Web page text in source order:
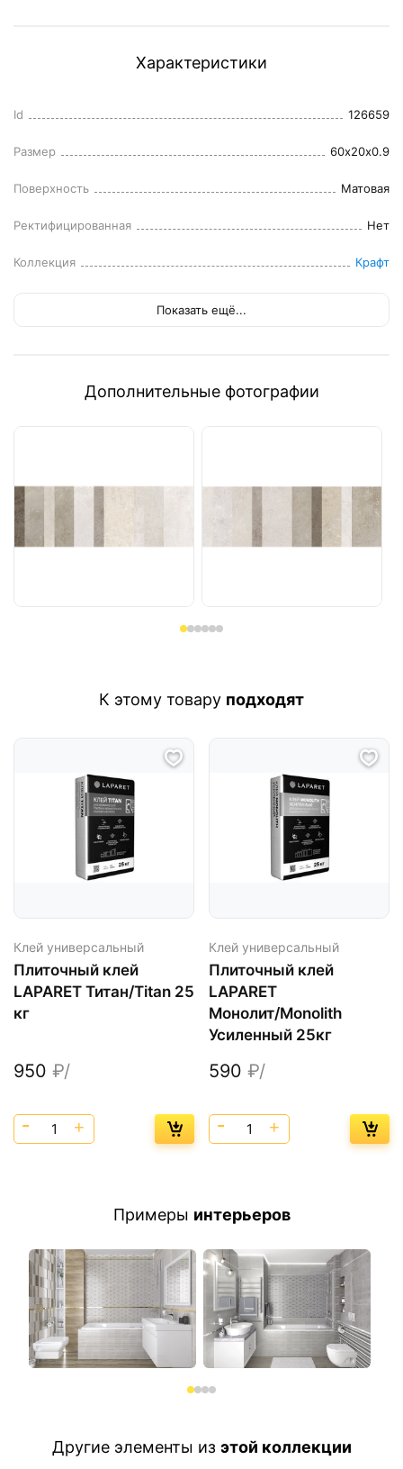
Характеристики
Id 126659
Размер 60x20x0.9
Поверхность Матовая
Ректифицированная Нет
Коллекция Крафт
Показать ещё...
Дополнительные фотографии
Примеры интерьеров
К этому товару подходят
Клей универсальный
Плиточный клей
LAPARET Титан/Titan 25
кг
950 ₽/
Клей универсальный
Плиточный клей
LAPARET
Монолит/Monolith
Усиленный 25кг
590 ₽/
Другие элементы из этой коллекции